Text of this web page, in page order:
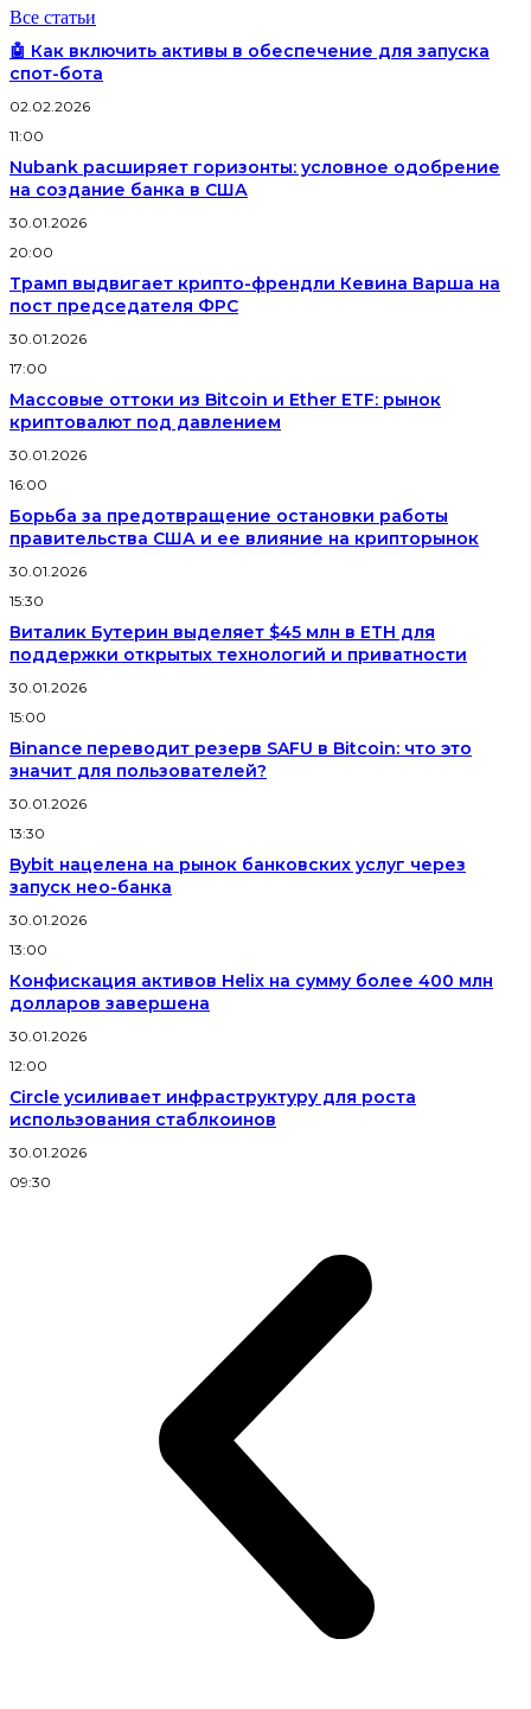
Все статьи
🤖 Как включить активы в обеспечение для запуска
спот-бота
02.02.2026
11:00
Nubank расширяет горизонты: условное одобрение
на создание банка в США
30.01.2026
20:00
Трамп выдвигает крипто-френдли Кевина Варша на
пост председателя ФРС
30.01.2026
17:00
Массовые оттоки из Bitcoin и Ether ETF: рынок
криптовалют под давлением
30.01.2026
16:00
Борьба за предотвращение остановки работы
правительства США и ее влияние на крипторынок
30.01.2026
15:30
Виталик Бутерин выделяет $45 млн в ETH для
поддержки открытых технологий и приватности
30.01.2026
15:00
Binance переводит резерв SAFU в Bitcoin: что это
значит для пользователей?
30.01.2026
13:30
Bybit нацелена на рынок банковских услуг через
запуск нео-банка
30.01.2026
13:00
Конфискация активов Helix на сумму более 400 млн
долларов завершена
30.01.2026
12:00
Circle усиливает инфраструктуру для роста
использования стаблкоинов
30.01.2026
09:30